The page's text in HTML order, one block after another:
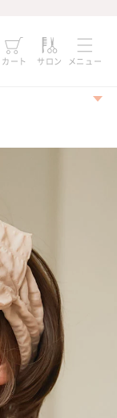
カート サロン メニュー